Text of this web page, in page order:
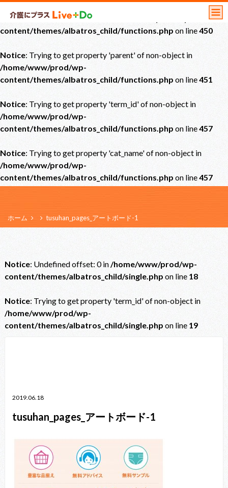
Notice: Undefined offset: 0 in
content/themes/albatros_child/functions.php on line450
Notice: Trying to get property 'parent' of non-object in
/home/www/prod/wp-
content/themes/albatros_child/functions.php on line451
Notice: Trying to get property 'term_id' of non-object in
/home/www/prod/wp-
content/themes/albatros_child/functions.php on line457
Notice: Trying to get property 'cat_name' of non-object in
/home/www/prod/wp-
content/themes/albatros_child/functions.php on line457
ホーム tusuhan_pages_アートボード-1
Notice: Undefined offset: 0 in/home/www/prod/wp-
content/themes/albatros_child/single.php on line 18
Notice: Trying to get property 'term_id' of non-object in
/home/www/prod/wp-
content/themes/albatros_child/single.php on line 19
2019.06.18
tusuhan_pages_アートボード-1